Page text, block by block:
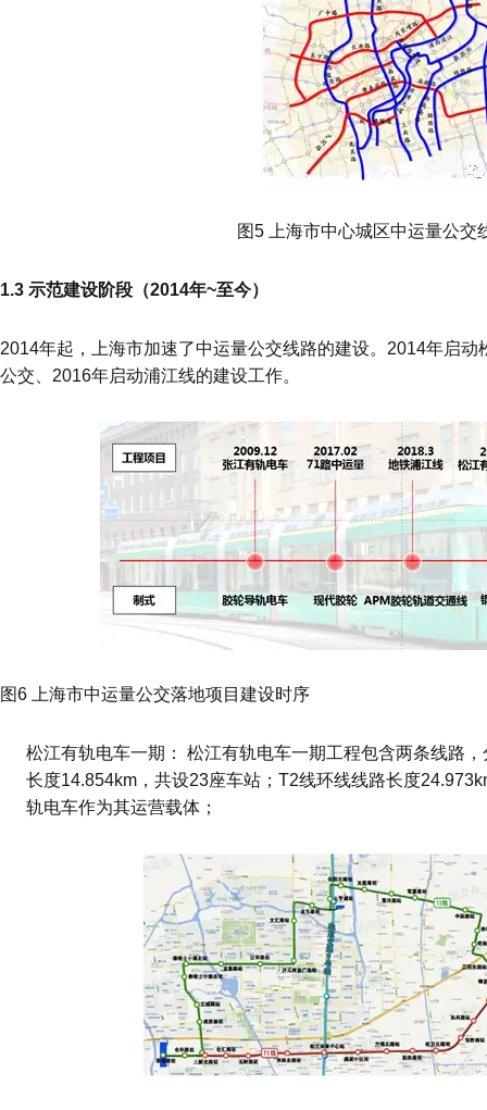
图5 上海市中心城区中运量公交
1.3 示范建设阶段（2014年~至今）
2014年起，上海市加速了中运量公交线路的建设。 2014年启动
公交、2016年启动浦江线的建设工作。
图6 上海市中运量公交落地项目建设时序
松江有轨电车一期： 松江有轨电车一期工程包含两条线路
长度14.854km，共设23座车站；T2线环线线路长度
轨电车作为其运营载体；